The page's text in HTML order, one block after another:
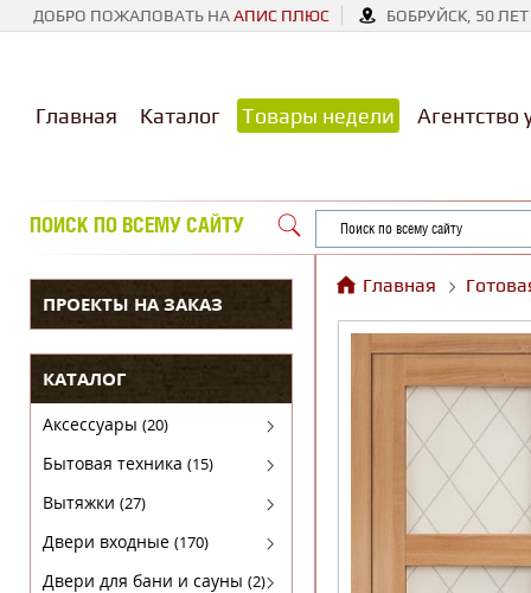
ДОБРО ПОЖАЛОВАТЬ НААПИС ПЛЮС БОБРУЙСК, 50
Главная Каталог Товары недели Агентство
ПОИСК ПО ВСЕМУ САЙТУ
ПРОЕКТЫ НА ЗАКАЗ
КАТАЛОГ
Аксессуары (20)
Аксессуары для бытовой техники
Бытовая техника (15)
Духовые шкафы
Кофемашины
Микроволновки
Вытяжки (27)
FABER
KRONA
Двери входные (170)
Luxor(Люксор)
Двери для бани и сауны (2)
Главная